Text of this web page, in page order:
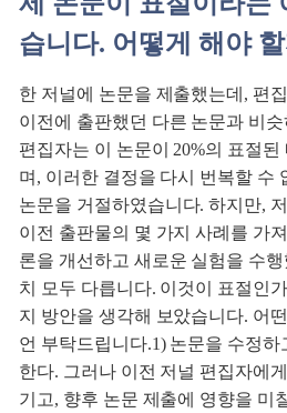
습니다. 어떻게 해야
한 저널에 논문을 제출했는데, 편
이전에 출판했던 다른 논문과 비
편집자는 이 논문이 20%의 표절
며, 이러한 결정을 다시 번복할 수
논문을 거절하였습니다. 하지만,
이전 출판물의 몇 가지 사례를 가
론을 개선하고 새로운 실험을 수
치 모두 다릅니다. 이것이 표절인
지 방안을 생각해 보았습니다. 어
언 부탁드립니다.1) 논문을 수정
한다. 그러나 이전 저널 편집자에
기고, 향후 논문 제출에 영향을 미